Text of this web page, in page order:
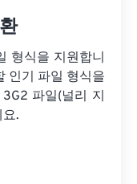
형식을 지원합니
인기 파일 형식을
파일(널리 지
.